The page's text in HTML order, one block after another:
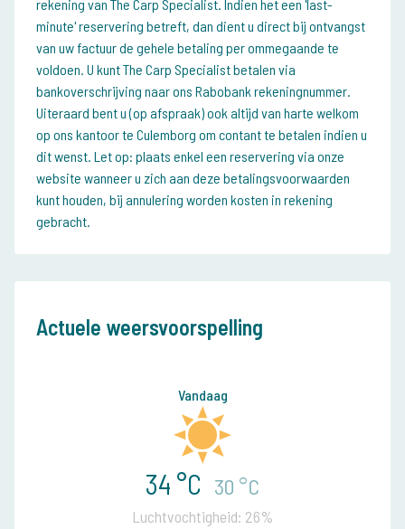
rekening van The Carp Specialist. Indien het een 'last-
minute' reservering betreft, dan dient u direct bij ontvangst
van uw factuur de gehele betaling per ommegaande te
voldoen. U kunt The Carp Specialist betalen via
bankoverschrijving naar ons Rabobank rekeningnummer.
Uiteraard bent u (op afspraak) ook altijd van harte welkom
op ons kantoor te Culemborg om contant te betalen indien u
dit wenst. Let op: plaats enkel een reservering via onze
website wanneer u zich aan deze betalingsvoorwaarden
kunt houden, bij annulering worden kosten in rekening
gebracht.
Actuele weersvoorspelling
Vandaag
34 °C 30 °C
Luchtvochtigheid: 26%